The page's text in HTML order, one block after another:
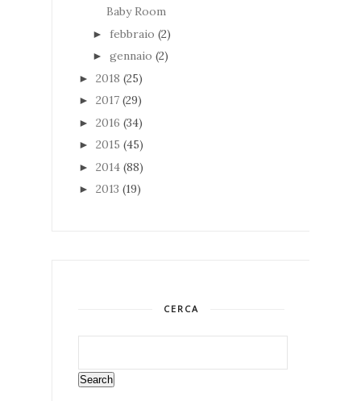
Baby Room
► febbraio (2)
► gennaio (2)
► 2018 (25)
► 2017 (29)
► 2016 (34)
► 2015 (45)
► 2014 (88)
► 2013 (19)
CERCA